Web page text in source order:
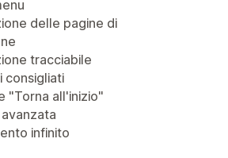
delle pagine di
tracciabile
consigliati
"Torna all'inizio"
infinito